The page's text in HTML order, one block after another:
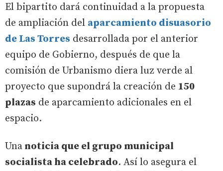
El bipartito dará continuidad a la propuesta
de ampliación del aparcamiento disuasorio
de Las Torres desarrollada por el anterior
equipo de Gobierno, después de que la
comisión de Urbanismo diera luz verde al
proyecto que supondrá la creación de 150
plazas de aparcamiento adicionales en el
espacio.
Una noticia que el grupo municipal
socialista ha celebrado. Así lo asegura el